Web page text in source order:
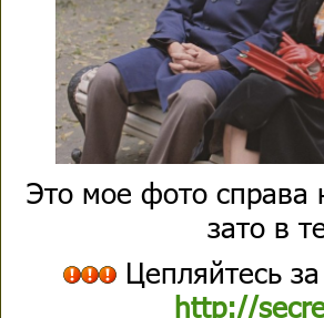
Это мое фото справа
зато в
Цепляйтесь
http://